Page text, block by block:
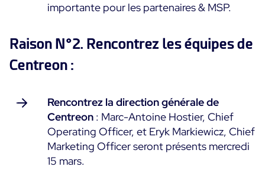
Documentation
The Watch
Toutes les ressources
Corporate
Infographies
Salle de presse
Blog
Nouveautés
Bonnes Pratiques
Témoignages Clients
Evénements
A venir
importante pour les partenaires & MSP.
Raison N°2. Rencontrez les équipes de
Centreon :
Rencontrez la direction générale de
Centreon : Marc-Antoine Hostier, Chief
Operating Officer, et Eryk Markiewicz, Chief
Marketing Officer seront présents mercredi
15 mars.